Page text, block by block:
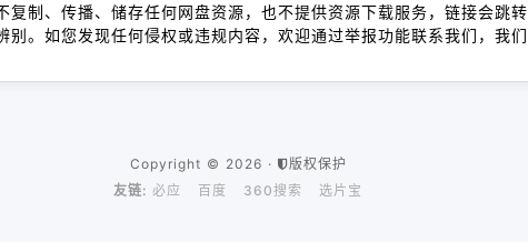
制、传播、储存任何网盘资源，也不提供资源下载服务，链接会跳转
。如您发现任何侵权或违规内容，欢迎通过举报功能联系我们，我们
Copyright © 2026 ·
版权保护
友链: 必应 百度 360搜索 选片宝